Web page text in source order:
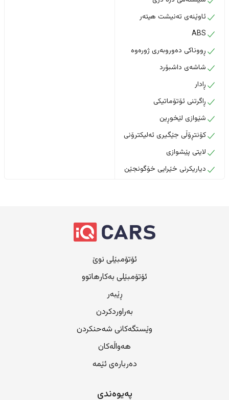
ئاوێنەی تەنیشت هیتەر
ABS
ڕووناکی دەوروبەری ژورەوە
شاشەی داشبۆرد
ڕادار
ڕاگرتنی ئۆتۆماتیکی
شێوازی لێخوڕین
کۆنتڕۆڵی جێگیری ئەلیکترۆنی
لایتی پێشوازی
دیاریکرنی خێرایی خۆگونجێن
ئۆتۆمبێلی نوێ
ئۆتۆمبێلی بەکارهاتوو
ڕێبەر
بەراوردکردن
وێستگەکانی شەحنکردن
هەواڵەکان
دەربارەی ئێمە
پەیوەندی